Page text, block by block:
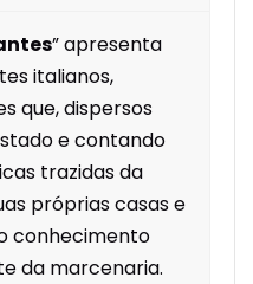
” apresenta
italianos,
que, dispersos
e contando
trazidas da
próprias casas e
conhecimento
da marcenaria.